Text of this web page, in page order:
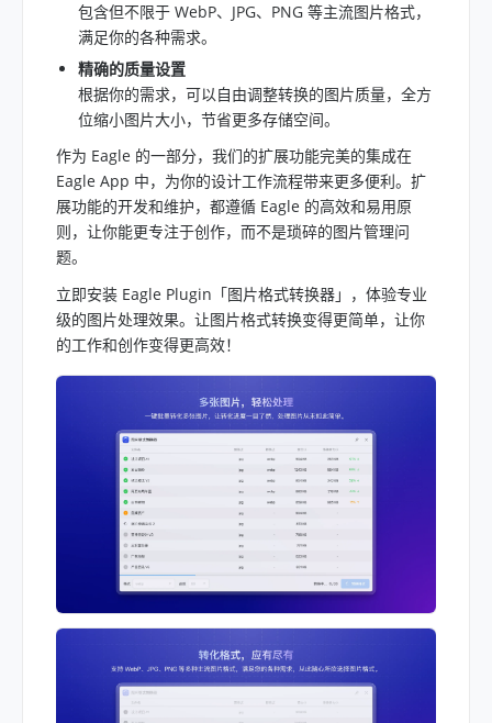
包含但不限于 WebP、JPG、PNG 等主流图片格式，
满足你的各种需求。
精确的质量设置
根据你的需求，可以自由调整转换的图片质量，全方
位缩小图片大小，节省更多存储空间。
作为 Eagle 的一部分，我们的扩展功能完美的集成在
Eagle App 中，为你的设计工作流程带来更多便利。扩
展功能的开发和维护，都遵循 Eagle 的高效和易用原
则，让你能更专注于创作，而不是琐碎的图片管理问
题。
立即安装 Eagle Plugin「图片格式转换器」，体验专业
级的图片处理效果。让图片格式转换变得更简单，让你
的工作和创作变得更高效！